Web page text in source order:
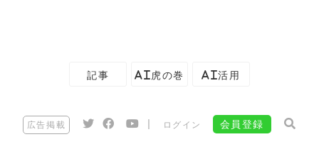
記事 AI虎の巻 AI活用
広告掲載 ログイン 会員登録